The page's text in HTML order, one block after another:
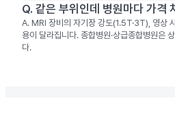
Q. 같은 부위인데 병원마다 가격
A. MRI 장비의 자기장 강도(1.5T·3T), 영상
용이 달라집니다. 종합병원·상급종합병원은
다.